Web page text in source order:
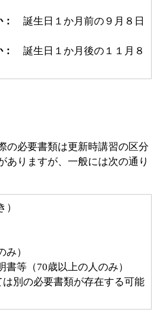
誕生日１か月前の９月８日
誕生日１か月後の１１月８
の必要書類は更新時講習の区分
ありますが、一般には次の通り
）
等（70歳以上の人のみ）
別の必要書類が存在する可能